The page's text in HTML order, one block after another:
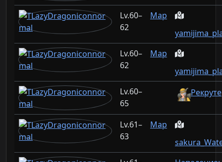
60–
62
Map
60–
62
Map
60–
65
61–
63
Map